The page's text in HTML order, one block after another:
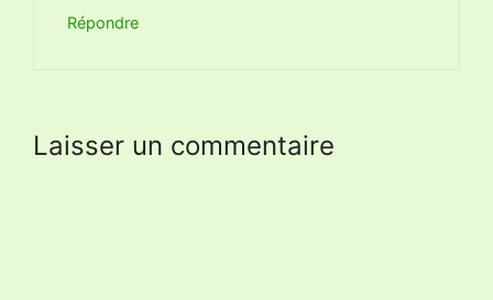
Répondre
Laisser un commentaire